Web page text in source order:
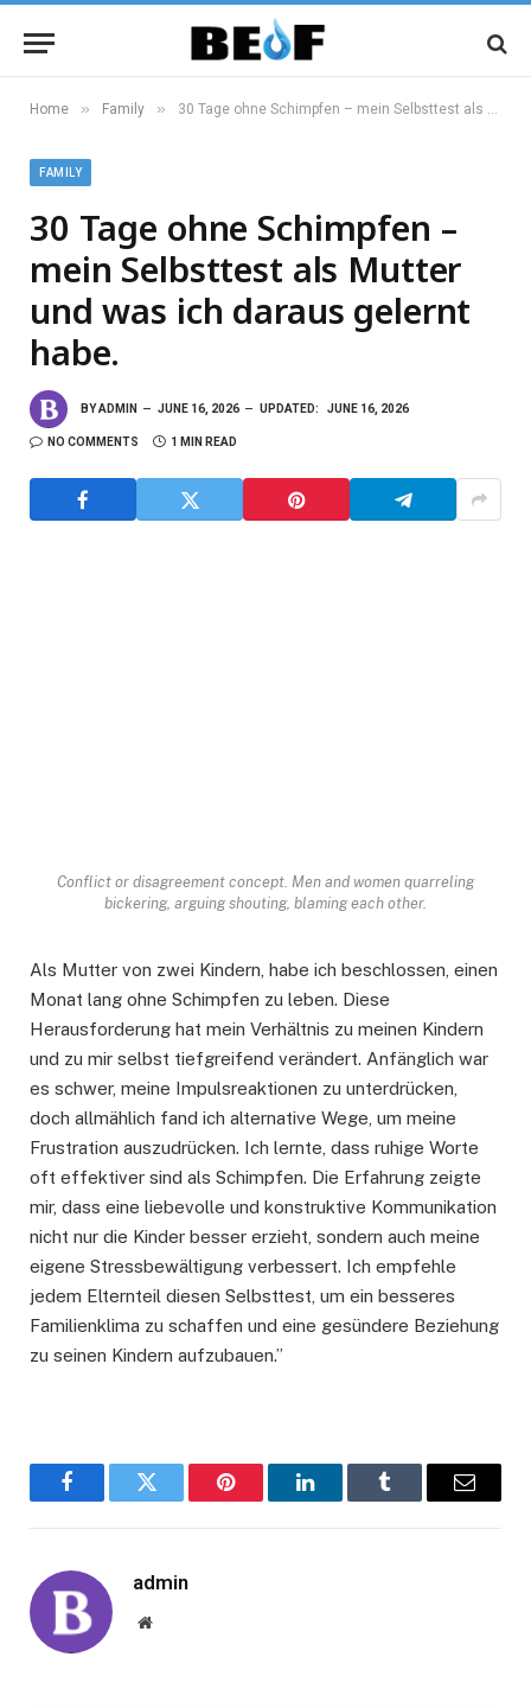
Home » Family » 30 Tage ohne Schimpfen – mein Selbsttest als Mutter und was ich daraus gelernt habe.
FAMILY
30 Tage ohne Schimpfen –
mein Selbsttest als Mutter
und was ich daraus gelernt
habe.
BYADMIN JUNE 16, 2026 UPDATED: JUNE 16, 2026
NO COMMENTS 1 MIN READ
Conflict or disagreement concept. Men and women quarreling
bickering, arguing shouting, blaming each other.
Als Mutter von zwei Kindern, habe ich beschlossen, einen
Monat lang ohne Schimpfen zu leben. Diese
Herausforderung hat mein Verhältnis zu meinen Kindern
und zu mir selbst tiefgreifend verändert. Anfänglich war
es schwer, meine Impulsreaktionen zu unterdrücken,
doch allmählich fand ich alternative Wege, um meine
Frustration auszudrücken. Ich lernte, dass ruhige Worte
oft effektiver sind als Schimpfen. Die Erfahrung zeigte
mir, dass eine liebevolle und konstruktive Kommunikation
nicht nur die Kinder besser erzieht, sondern auch meine
eigene Stressbewältigung verbessert. Ich empfehle
jedem Elternteil diesen Selbsttest, um ein besseres
Familienklima zu schaffen und eine gesündere Beziehung
zu seinen Kindern aufzubauen.”
FacebookTwitter Pinterest LinkedInTumblr Email
admin
Website